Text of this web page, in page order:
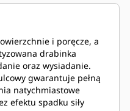
na godzinę / tonomile
wyższe prędkości i
takie jak układ
przed staczaniem,
układ
jazdy (DSC), układ
podczas hamowania
maszyny oraz
i poręcze, a
drabinka
oraz wysiadanie.
gwarantuje pełną
natychmiastowe
efektu spadku siły